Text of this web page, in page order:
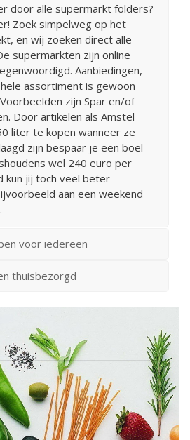
door alle supermarkt folders?
Zoek simpelweg op het
en wij zoeken direct alle
supermarkten zijn online
Aanbiedingen,
assortiment is gewoon
zijn Spar en/of
Door artikelen als Amstel
liter te kopen wanneer ze
zijn bespaar je een boel
wel 240 euro per
kun jij toch veel beter
aan een weekend
voor iedereen
thuisbezorgd